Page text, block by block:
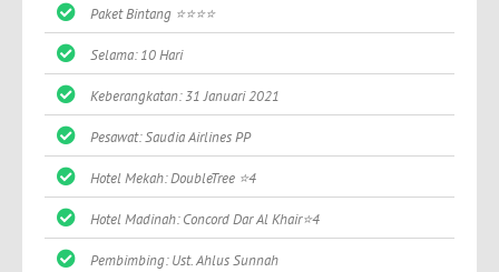
Paket Bintang ⭐⭐⭐⭐
Selama: 10 Hari
Keberangkatan: 31 Januari 2021
Pesawat: Saudia Airlines PP
Hotel Mekah: DoubleTree ⭐4
Hotel Madinah: Concord Dar Al Khair⭐4
Pembimbing: Ust. Ahlus Sunnah